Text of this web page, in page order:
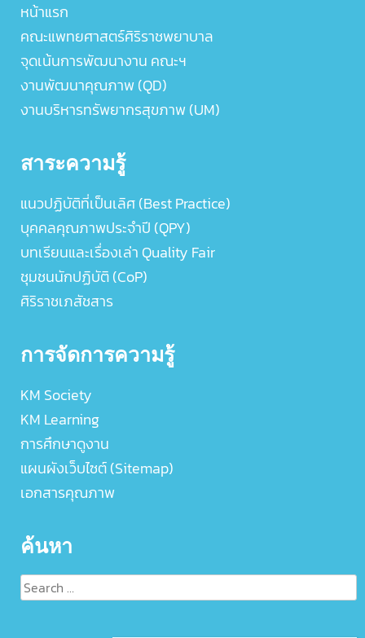
หน้าแรก
คณะแพทยศาสตร์ศิริราชพยาบาล
จุดเน้นการพัฒนางาน คณะฯ
งานพัฒนาคุณภาพ (QD)
งานบริหารทรัพยากรสุขภาพ (UM)
สาระความรู้
แนวปฏิบัติที่เป็นเลิศ (Best Practice)
บุคคลคุณภาพประจำปี (QPY)
บทเรียนและเรื่องเล่า Quality Fair
ชุมชนนักปฏิบัติ (CoP)
ศิริราชเภสัชสาร
การจัดการความรู้
KM Society
KM Learning
การศึกษาดูงาน
แผนผังเว็บไซต์ (Sitemap)
เอกสารคุณภาพ
ค้นหา
Search
for: